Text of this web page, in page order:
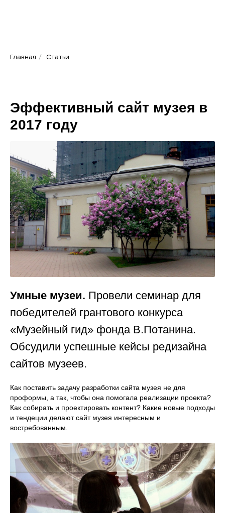
Главная / Статьи
Эффективный сайт музея в
2017 году
Умные музеи. Провели семинар для
победителей грантового конкурса
«Музейный гид» фонда В.Потанина.
Обсудили успешные кейсы редизайна
сайтов музеев.
Как поставить задачу разработки сайта музея не для
проформы, а так, чтобы она помогала реализации проекта?
Как собирать и проектировать контент? Какие новые подходы
и тендеции делают сайт музея интересным и
востребованным.